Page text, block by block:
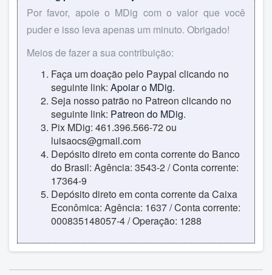
Por favor, apoie o MDig com o valor que você
puder e isso leva apenas um minuto. Obrigado!
Meios de fazer a sua contribuição:
Faça um doação pelo Paypal clicando no
seguinte link: Apoiar o MDig.
Seja nosso patrão no Patreon clicando no
seguinte link: Patreon do MDig.
Pix MDig: 461.396.566-72 ou
luisaocs@gmail.com
Depósito direto em conta corrente do Banco
do Brasil: Agência: 3543-2 / Conta corrente:
17364-9
Depósito direto em conta corrente da Caixa
Econômica: Agência: 1637 / Conta corrente:
000835148057-4 / Operação: 1288